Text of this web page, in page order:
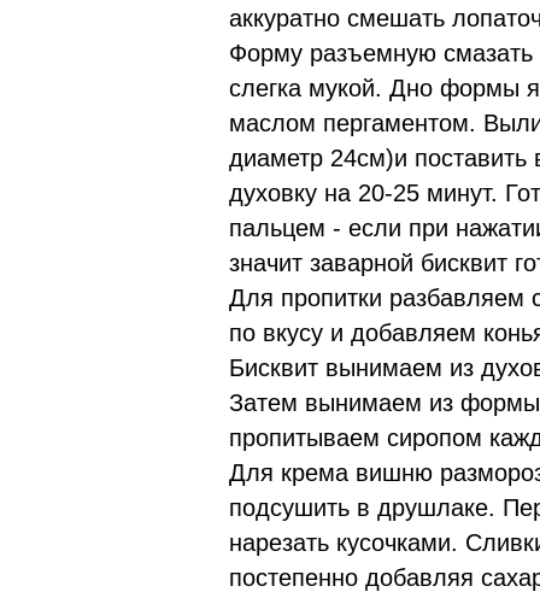
аккуратно смешать
Форму разъемную
слегка мукой. Дно формы
маслом пергаментом.
диаметр 24см)и поставить
духовку на 20-25 минут.
пальцем - если при
значит заварной бисквит
Для пропитки разбавляем
по вкусу и добавляем
Бисквит вынимаем из
Затем вынимаем из формы
пропитываем сиропом
Для крема вишню
подсушить в друшлаке.
нарезать кусочками.
постепенно добавляя